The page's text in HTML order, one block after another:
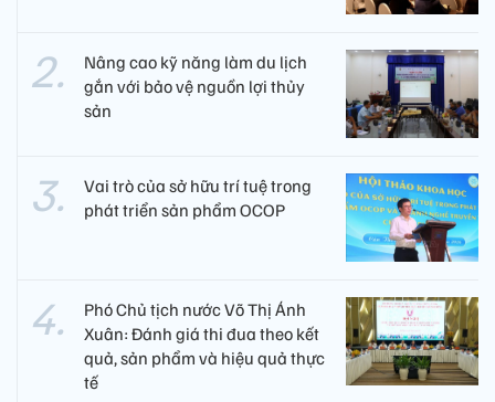
Nâng cao kỹ năng làm du lịch
gắn với bảo vệ nguồn lợi thủy
sản
Vai trò của sở hữu trí tuệ trong
phát triển sản phẩm OCOP
Phó Chủ tịch nước Võ Thị Ánh
Xuân: Đánh giá thi đua theo kết
quả, sản phẩm và hiệu quả thực
tế